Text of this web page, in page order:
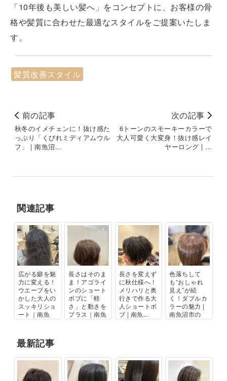
「10年後も美しい髪へ」をコンセプトに、お客様の骨
格や髪質に合わせた最適なスタイルをご提案いたしま
す。
髪質改善スタイル
前の記事
秋冬のイメチェンに！抜け感た
っぷり「くびれミディアムウル
フ」 | 南魚沼...
次の記事
6トーンのスモーキーカラーで
大人可愛く大変身！抜け感レイ
ヤーロング | ...
関連記事
広がる癖を魅
力に変える！
ウエーブをい
かした大人の
スッキリショ
ート｜南魚
沼...
長さはそのま
ま！アゴライ
ンのショート
ボブに「軽
さ」と動きを
プラス｜南魚
沼...
長さを変えず
に秋仕様へ！
メリハリと奥
行きで作る大
人ショートボ
ブ | 南魚...
色落ちして
も“おしゃれ
見え”が続
く！ダブルカ
ラーの魅力 |
南魚沼市の
美...
最新記事